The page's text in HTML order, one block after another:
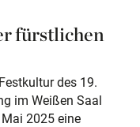
fürstlichen
des 19.
im Weißen Saal
2025 eine